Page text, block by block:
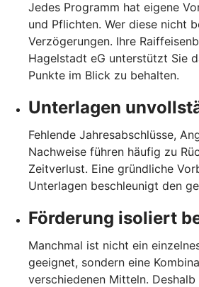
Jedes Programm hat eigene
und Pflichten. Wer diese nicht
Verzögerungen. Ihre
Hagelstadt eG unterstützt Sie
Punkte im Blick zu behalten.
Unterlagen
Fehlende Jahresabschlüsse,
Nachweise führen häufig zu
Zeitverlust. Eine gründliche
Unterlagen beschleunigt den
Förderung isoliert
Manchmal ist nicht ein
geeignet, sondern eine
verschiedenen Mitteln.